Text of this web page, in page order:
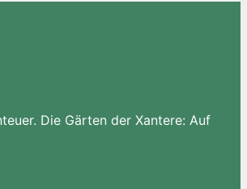
Die Gärten der Xantere: Auf